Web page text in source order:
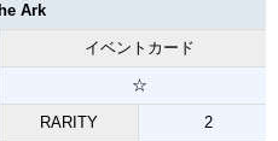
Ark
イベントカード
☆
RARITY 2